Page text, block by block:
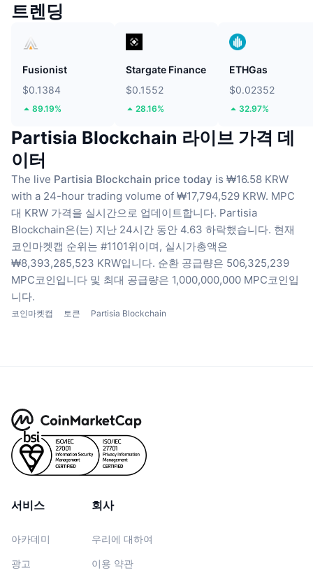
트렌딩
Fusionist
$0.1384
89.19%
Stargate Finance
$0.1552
28.16%
ETHGas
$0.02352
32.97%
Partisia Blockchain 라이브 가격 데
이터
The live Partisia Blockchain price today is ₩16.58 KRW
with a 24-hour trading volume of ₩17,794,529 KRW. MPC
대 KRW 가격을 실시간으로 업데이트합니다. Partisia
Blockchain은(는) 지난 24시간 동안 4.63 하락했습니다. 현재
코인마켓캡 순위는 #1101위이며, 실시가총액은
₩8,393,285,523 KRW입니다. 순환 공급량은 506,325,239
MPC코인입니다 및 최대 공급량은 1,000,000,000 MPC코인입
니다.
코인마켓캡 토큰 Partisia Blockchain
서비스
아카데미
광고
회사
우리에 대하여
이용 약관